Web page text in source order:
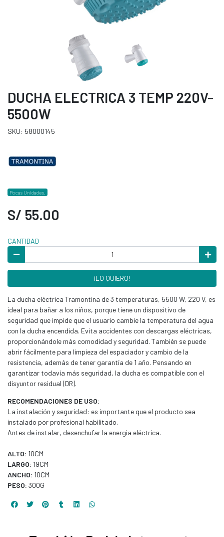
DUCHA ELECTRICA 3 TEMP 220V-
5500W
SKU: 58000145
Pocas Unidades.
S/ 55.00
CANTIDAD
¡LO QUIERO!
La ducha eléctrica Tramontina de 3 temperaturas, 5500 W, 220 V, es
ideal para bañar a los niños, porque tiene un dispositivo de
seguridad que impide que el usuario cambie la temperatura del agua
con la ducha encendida. Evita accidentes con descargas eléctricas,
proporcionándole más comodidad y seguridad. También se puede
abrir fácilmente para limpieza del espaciador y cambio de la
resistencia, además de tener garantía de 1 año. Pensando en
garantizar todavía más seguridad, la ducha es compatible con el
disyuntor residual (DR).
RECOMENDACIONES DE USO:
La instalación y seguridad: es importante que el producto sea
instalado por profesional habilitado.
Antes de instalar, desenchufar la energia eléctrica.
ALTO: 10CM
LARGO: 19CM
ANCHO: 10CM
PESO: 300G